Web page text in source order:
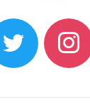
instagram